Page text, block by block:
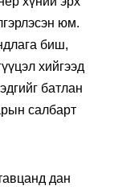
юм.
биш,
хийгээд
батлан
салбарт
дан